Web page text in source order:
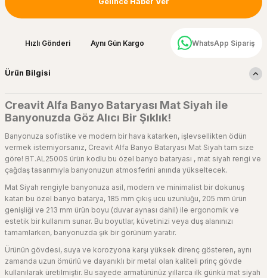
Hızlı Gönderi Aynı Gün Kargo WhatsApp Sipariş
Ürün Bilgisi
Creavit Alfa Banyo Bataryası Mat Siyah ile
Banyonuzda Göz Alıcı Bir Şıklık!
Banyonuza sofistike ve modern bir hava katarken, işlevsellikten ödün
vermek istemiyorsanız, Creavit Alfa Banyo Bataryası Mat Siyah tam size
göre! BT.AL2500S ürün kodlu bu özel banyo bataryası , mat siyah rengi ve
çağdaş tasarımıyla banyonuzun atmosferini anında yükseltecek.
Mat Siyah rengiyle banyonuza asil, modern ve minimalist bir dokunuş
katan bu özel banyo batarya, 185 mm çıkış ucu uzunluğu, 205 mm ürün
genişliği ve 213 mm ürün boyu (duvar aynası dahil) ile ergonomik ve
estetik bir kullanım sunar. Bu boyutlar, küvetinizi veya duş alanınızı
tamamlarken, banyonuzda şık bir görünüm yaratır.
Ürünün gövdesi, suya ve korozyona karşı yüksek direnç gösteren, aynı
zamanda uzun ömürlü ve dayanıklı bir metal olan kaliteli prinç gövde
kullanılarak üretilmiştir. Bu sayede armatürünüz yıllarca ilk günkü mat siyah